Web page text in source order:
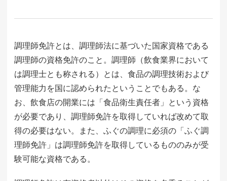
調理師免許とは、調理師法に基づいた国家資格である
調理師の資格免許のこと。調理師（飲食業界において
は調理士とも称される）とは、食品の調理技術および
管理能力を国に認められたということでもある。な
お、飲食店の開業には「食品衛生責任者」という資格
が必要であり、調理師免許を取得していれば改めて取
得の必要はない。また、ふぐの調理に必須の「ふぐ調
理師免許」は調理師免許を取得しているもののみが受
験可能な資格である。